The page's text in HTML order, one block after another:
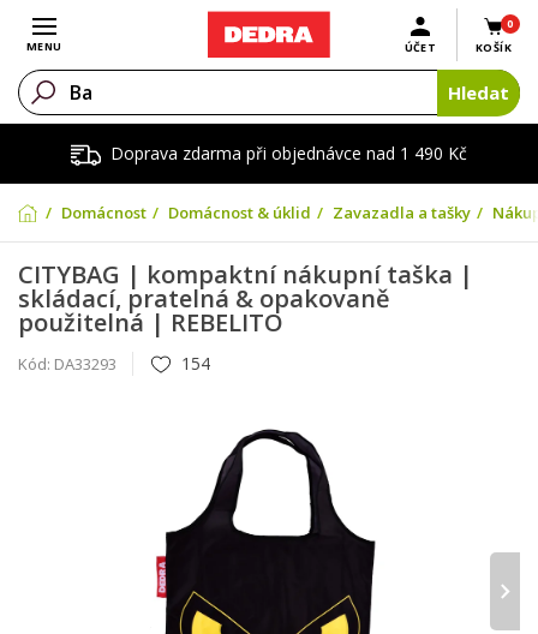
Doprava zdarma při objednávce nad 1 490 Kč
Otevřít menu
MENU
0
KOŠÍK
ÚČET
Hledat
Domácnost Domácnost & úklid Zavazadla a tašky
CITYBAG | kompaktní nákupní taška |
skládací, pratelná & opakovaně
použitelná | REBELITO
Kód: DA33293 154
›